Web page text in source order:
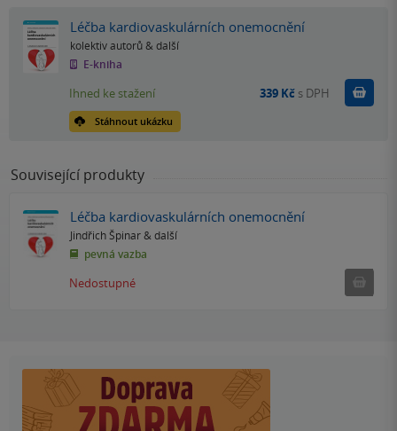
Léčba kardiovaskulárních onemocnění
kolektiv autorů& další
E-kniha
Stáhnout ukázku
Ihned ke stažení 339 Kč s DPH Koupit
Související produkty
Léčba kardiovaskulárních onemocnění
Jindřich Špinar& další
pevná vazba
Nedostupné